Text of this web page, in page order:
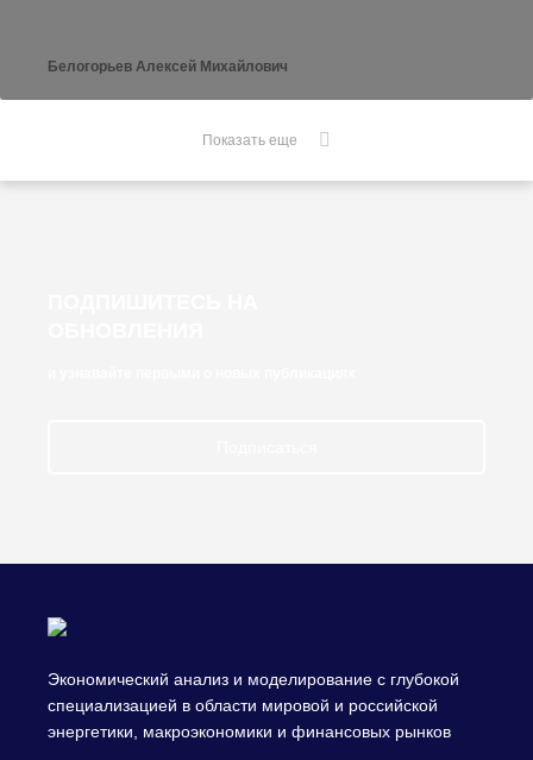
Белогорьев Алексей Михайлович
Показать еще
Экономический анализ и моделирование с глубокой
специализацией в области мировой и российской
энергетики, макроэкономики и финансовых рынков